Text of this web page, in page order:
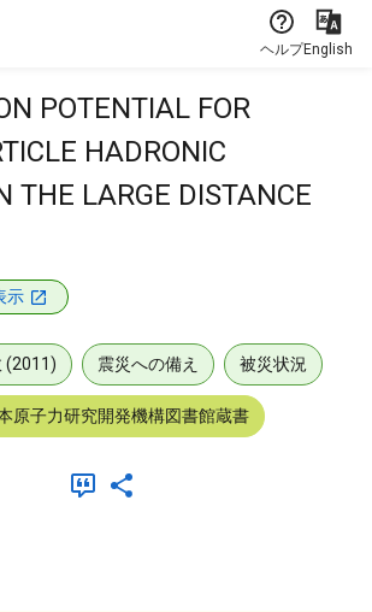
ヘルプEnglish
POTENTIAL FOR
HADRONIC
THE LARGE DISTANCE
示
(2011) 震災への備え 被災状況
原子力研究開発機構図書館蔵書